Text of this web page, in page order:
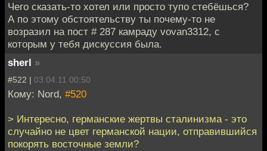
Чего сказать-то хотел или просто тупо стебёшься?
А по этому обстоятельству ты почему-то не
возразил на пост # 287 камраду vovan3312, с
которым у тебя дискуссия была.
sherl »
#522 | 03.04.11 00:50
Кому: Nord, #520
> Интересно, германские жертвы сталинизма - это
случайно не цвет германской нации, отправившийся
покорять восточные земли?